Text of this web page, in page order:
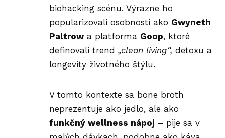
biohacking scénu. Výrazne ho
popularizovali osobnosti ako Gwyneth
Paltrow a platforma Goop, ktoré
definovali trend „clean living“, detoxu a
longevity životného štýlu.
V tomto kontexte sa bone broth
neprezentuje ako jedlo, ale ako
funkčný wellness nápoj – pije sa v